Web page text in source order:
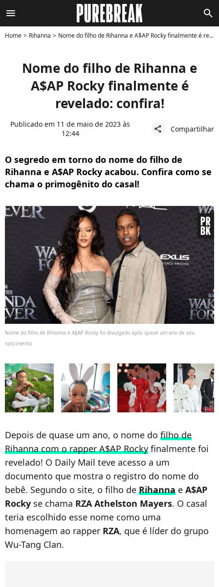
menu search
Home Rihanna Nome do filho de Rihanna e A$AP Rocky finalmente é revelado: confira!
Nome do filho de Rihanna e
A$AP Rocky finalmente é
revelado: confira!
Publicado em 11 de maio de 2023 às
12:44
share Compartilhar
O segredo em torno do nome do filho de
Rihanna e A$AP Rocky acabou. Confira como se
chama o primogênito do casal!
Nome do filho de Rihanna e A$AP Rocky foi divulgado após quase um ano de seu
nascimento
Depois de quase um ano, o nome do filho de
Rihanna com o rapper A$AP Rocky finalmente foi
revelado! O Daily Mail teve acesso a um
documento que mostra o registro do nome do
bebê. Segundo o site, o filho de Rihanna e A$AP
Rocky se chama RZA Athelston Mayers. O casal
teria escolhido esse nome como uma
homenagem ao rapper RZA, que é líder do grupo
Wu-Tang Clan.